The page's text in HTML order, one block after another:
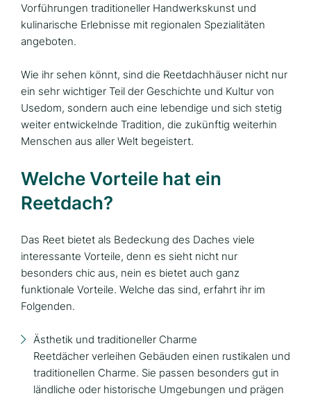
Vorführungen traditioneller Handwerkskunst und
kulinarische Erlebnisse mit regionalen Spezialitäten
angeboten.
Wie ihr sehen könnt, sind die Reetdachhäuser nicht nur
ein sehr wichtiger Teil der Geschichte und Kultur von
Usedom, sondern auch eine lebendige und sich stetig
weiter entwickelnde Tradition, die zukünftig weiterhin
Menschen aus aller Welt begeistert.
Welche Vorteile hat ein
Reetdach?
Das Reet bietet als Bedeckung des Daches viele
interessante Vorteile, denn es sieht nicht nur
besonders chic aus, nein es bietet auch ganz
funktionale Vorteile. Welche das sind, erfahrt ihr im
Folgenden.
Ästhetik und traditioneller Charme
Reetdächer verleihen Gebäuden einen rustikalen und
traditionellen Charme. Sie passen besonders gut in
ländliche oder historische Umgebungen und prägen